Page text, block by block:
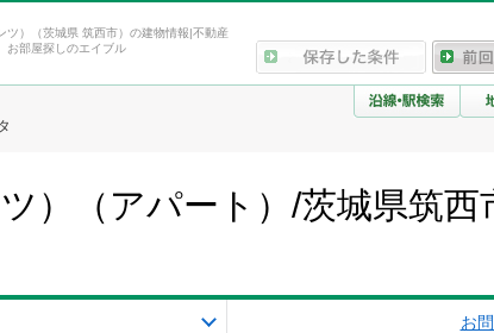
ツ）（茨城県 筑西市）の建物情報|不動産
お部屋探しのエイブル
）（アパート）/茨城県筑西
お